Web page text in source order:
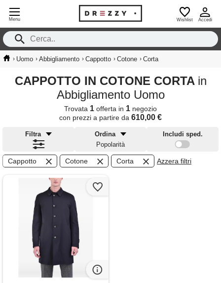
Menu Wishlist Accedi
› Uomo › Abbigliamento › Cappotto › Cotone › Corta
CAPPOTTO IN COTONE CORTA in
Abbigliamento Uomo
Trovata 1 offerta in 1 negozio
con prezzi a partire da 610,00 €
Filtra
Ordina
Popolarità
Includi sped.
Cappotto Cotone Corta Azzera filtri